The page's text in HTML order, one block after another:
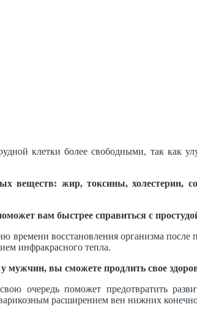
клетки более свободными, так как
веществ: жир, токсины,
вам быстрее справиться с
времени восстановления организма
инфракрасного тепла.
мужчин, вы сможете продлить свое
очередь поможет предотвратить
расширением вен нижних